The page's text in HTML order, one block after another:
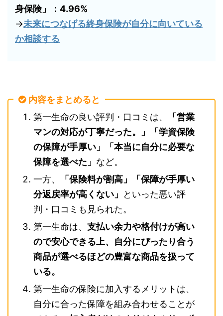
身保険」：4.96%
→未来につなげる終身保険が自分に向いている
か相談する
内容をまとめると
第一生命の良い評判・口コミは、
「営業
マンの対応が丁寧だった。」「学資保険
の保障が手厚い」「本当に自分に必要な
保障を選べた」 など。
一方、
「保険料が割高」「保障が手厚い
分返戻率が高くない」
といった悪い評
判・口コミも見られた。
第一生命は、 支払い余力や格付けが高い
ので安心できる上、自分にぴったり合う
商品が選べるほどの豊富な商品を扱って
いる。
第一生命の保険に加入するメリットは、
自分に合った保障を組み合わせることが